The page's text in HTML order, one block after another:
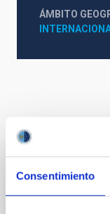
Consentimiento
ÁMBITO
Otros
Acuerdo de
telescopios